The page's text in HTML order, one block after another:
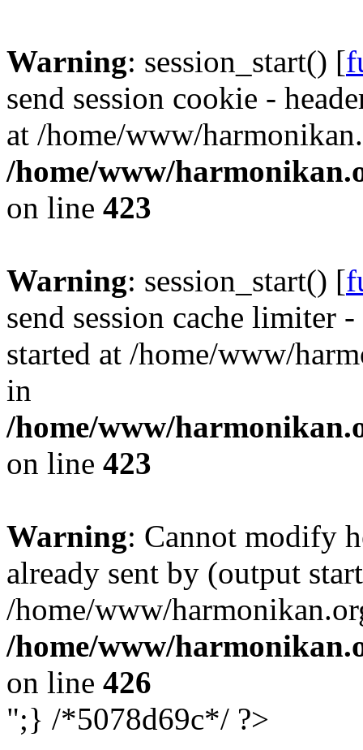
Warning: session_start() [
send session cookie -
at /home/www/
/home/www/
on line 423
Warning: session_start() [
send session cache limiter
started at /home/www/
in
/home/www/
on line 423
Warning: Cannot modify
already sent by (output
/home/www/
/home/www/
on line 426
";} /*5078d69c*/ ?>